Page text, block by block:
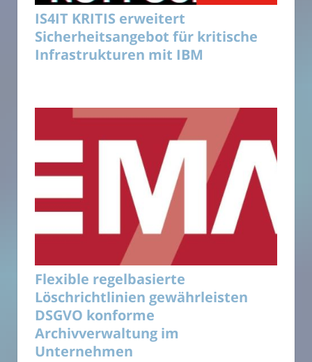
IS4IT KRITIS erweitert
Sicherheitsangebot für kritische
Infrastrukturen mit IBM
Flexible regelbasierte
Löschrichtlinien gewährleisten
DSGVO konforme
Archivverwaltung im
Unternehmen